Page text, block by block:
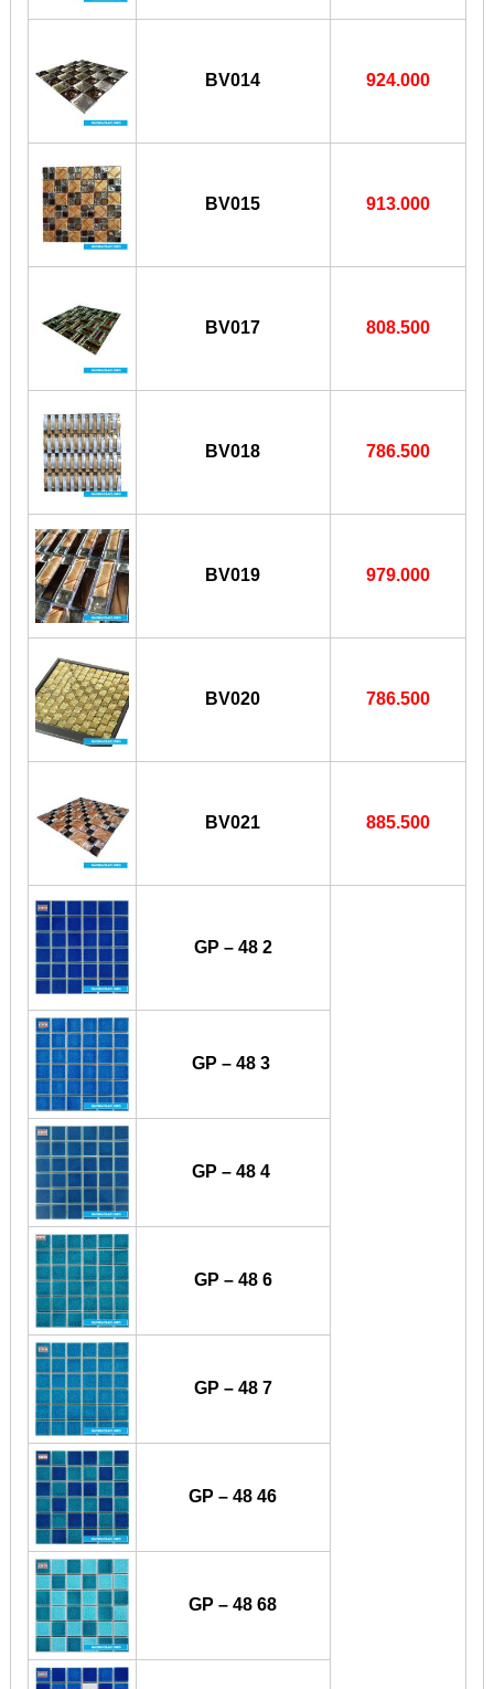
BV014 924.000
BV015 913.000
BV017 808.500
BV018 786.500
BV019 979.000
BV020 786.500
BV021 885.500
GP – 48 2
GP – 48 3
GP – 48 4
GP – 48 6
GP – 48 7
GP – 48 46
GP – 48 68